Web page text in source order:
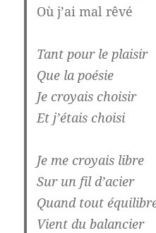
Où j’ai mal rêvé
Tant pour le plaisir
Que la poésie
Je croyais choisir
Et j’étais choisi
Je me croyais libre
Sur un fil d’acier
Quand tout
Vient du balancier